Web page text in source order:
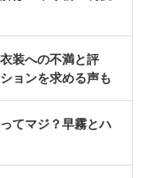
装への不満と評
ョンを求める声も
てマジ？早霧とハ